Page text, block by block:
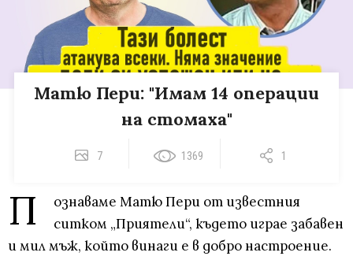
Матю Пери: "Имам 14 операции
на стомаха"
7 1369 1
П
ознаваме Матю Пери от известния
ситком „Приятели“, където играе забавен
и мил мъж, който винаги е в добро настроение.